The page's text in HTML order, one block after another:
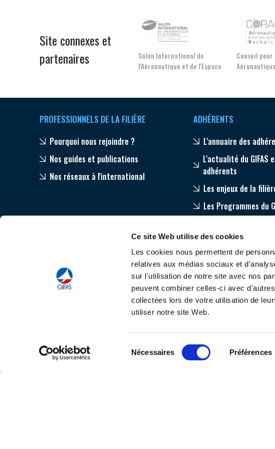
Ce site Web utilise des cookies
Les cookies nous permettent de
relatives aux médias sociaux et
sur l'utilisation de notre site avec nos
peuvent combiner celles-ci avec
collectées lors de votre utilisation de
utiliser notre site Web.
du
Nécessaires Préférences
Site connexes et
partenaires
Salon International de
l'Aéronautique et de l'Espace
Conseil
PROFESSIONNELS DE LA FILIÈRE
Pourquoi nous rejoindre ?
Nos guides et publications
Nos réseaux à l'international
ADHÉRENTS
L'annuaire des
L'actualité du GIFAS
adhérents
Les enjeux de la
Les Programmes du
Accompagnement de